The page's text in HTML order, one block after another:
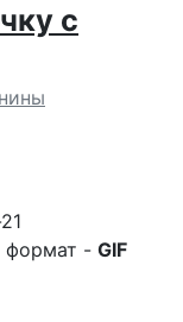
с
формат - GIF